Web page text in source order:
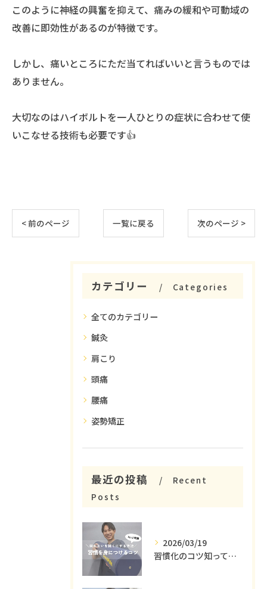
このように神経の興奮を抑えて、痛みの緩和や可動域の
改善に即効性があるのが特徴です。
しかし、痛いところにただ当てればいいと言うものでは
ありません。
大切なのはハイボルトを一人ひとりの症状に合わせて使
いこなせる技術も必要です👍
< 前のページ 一覧に戻る 次のページ >
カテゴリー Categories
全てのカテゴリー
鍼灸
肩こり
頭痛
腰痛
姿勢矯正
最近の投稿
Recent
Posts
2026/03/19
習慣化のコツ知ってる😳？